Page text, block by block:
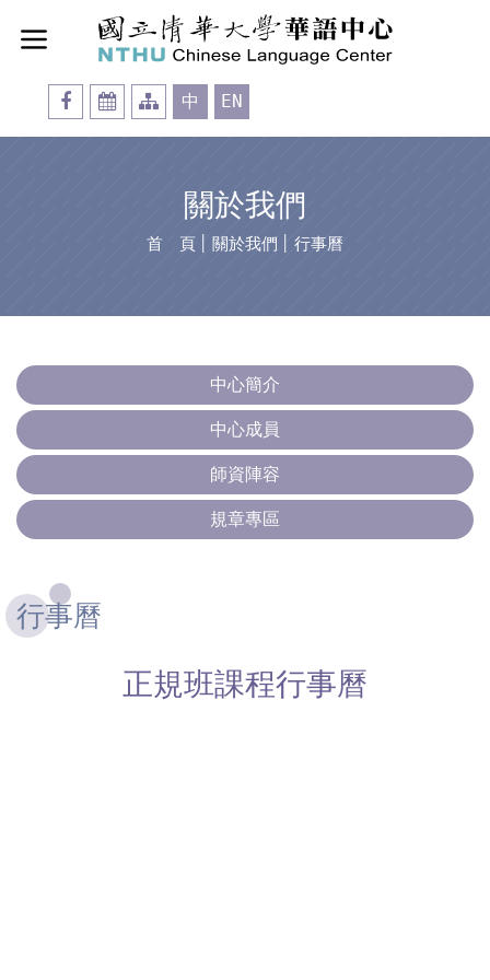
中 EN
關於我們
首 頁 關於我們 行事曆
中心簡介
中心成員
師資陣容
規章專區
行事曆
正規班課程行事曆